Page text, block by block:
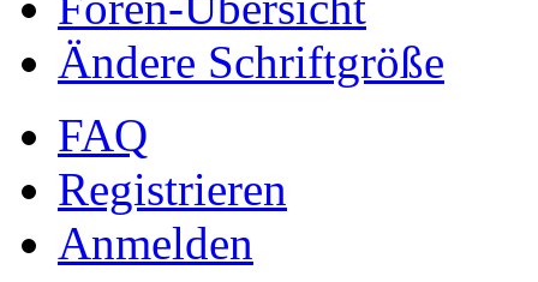
Ändere Schriftgröße
FAQ
Registrieren
Anmelden